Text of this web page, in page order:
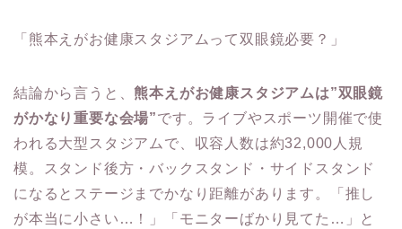
「熊本えがお健康スタジアムって双眼鏡必要？」
結論から言うと、 熊本えがお健康スタジアムは”双眼鏡
がかなり重要な会場”です。ライブやスポーツ開催で使
われる大型スタジアムで、収容人数は約32,000人規
模。スタンド後方・バックスタンド・サイドスタンド
になるとステージまでかなり距離があります。「推し
が本当に小さい…！」「モニターばかり見てた…」と